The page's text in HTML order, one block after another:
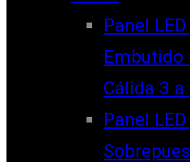
Panel
Embutido
Cálida 3
Panel